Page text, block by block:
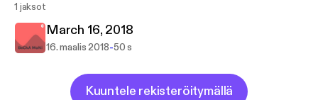
1 jaksot
March 16, 2018
16. maalis 2018-50 s
Kuuntele rekisteröitymällä